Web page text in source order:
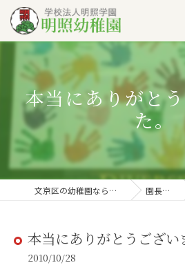
本当にありがと
た。
文京区の幼稚園なら明照幼稚園 園長の徒然
本当にありがとうござい
2010/10/28